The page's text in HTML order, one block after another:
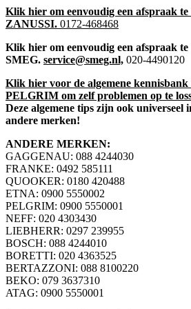
Klik hier om eenvoudig een afspraak
ZANUSSI. 0172-468468
Klik hier om eenvoudig een afspraak
SMEG. service@smeg.nl, 020-4490120
Klik hier voor de algemene
PELGRIM om zelf problemen op te
Deze algemene tips zijn ook universeel
andere merken!
ANDERE MERKEN:
GAGGENAU: 088 4244030
FRANKE: 0492 585111
QUOOKER: 0180 420488
ETNA: 0900 5550002
PELGRIM: 0900 5550001
NEFF: 020 4303430
LIEBHERR: 0297 239955
BOSCH: 088 4244010
BORETTI: 020 4363525
BERTAZZONI: 088 8100220
BEKO: 079 3637310
ATAG: 0900 5550001